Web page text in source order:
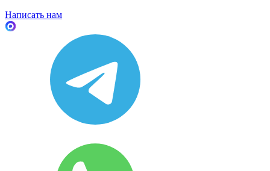
Написать нам